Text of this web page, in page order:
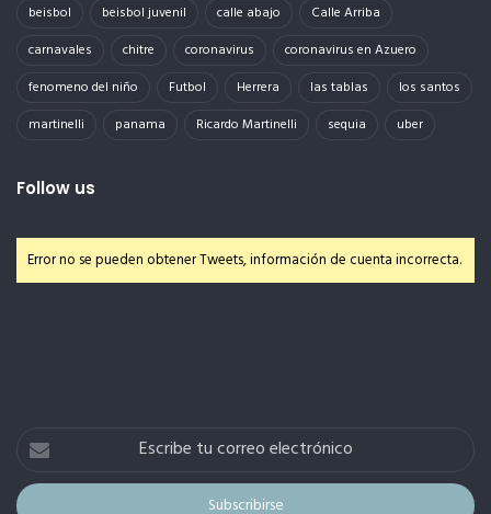
beisbol beisbol juvenil calle abajo
Calle Arriba
carnavales
chitre coronavirus
coronavirus en Azuero
fenomeno del niño
Futbol Herrera las tablas
los santos
martinelli
panama Ricardo Martinelli sequia uber
Follow us
Error no se pueden obtener Tweets, información de cuenta incorrecta.
Escribe
correo
electrónico